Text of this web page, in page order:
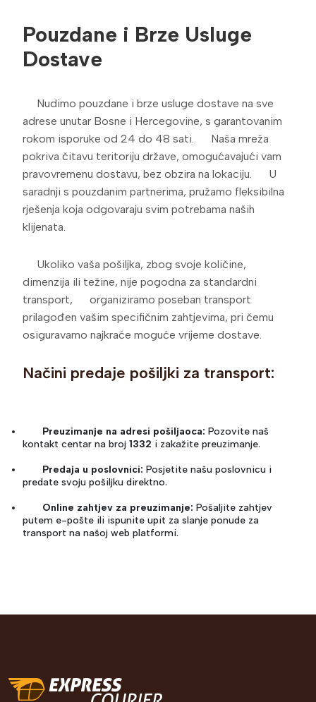
Pouzdane i Brze Usluge
Dostave
Nudimo pouzdane i brze usluge dostave na sve
adrese unutar Bosne i Hercegovine, s garantovanim
rokom isporuke od 24 do 48 sati. Naša mreža
pokriva čitavu teritoriju države, omogućavajući vam
pravovremenu dostavu, bez obzira na lokaciju. U
saradnji s pouzdanim partnerima, pružamo fleksibilna
rješenja koja odgovaraju svim potrebama naših
klijenata.
Ukoliko vaša pošiljka, zbog svoje količine,
dimenzija ili težine, nije pogodna za standardni
transport, organiziramo poseban transport
prilagođen vašim specifičnim zahtjevima, pri čemu
osiguravamo najkraće moguće vrijeme dostave.
Načini predaje pošiljki za transport:
Preuzimanje na adresi pošiljaoca: Pozovite naš
kontakt centar na broj 1332 i zakažite preuzimanje.
Predaja u poslovnici: Posjetite našu poslovnicu i
predate svoju pošiljku direktno.
Online zahtjev za preuzimanje: Pošaljite zahtjev
putem e-pošte ili ispunite upit za slanje ponude za
transport na našoj web platformi.